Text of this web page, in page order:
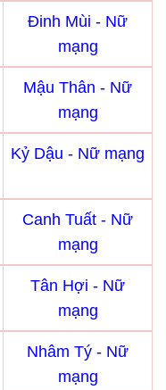
Đinh Mùi - Nữ
mạng
Mậu Thân - Nữ
mạng
Kỷ Dậu - Nữ mạng
Canh Tuất - Nữ
mạng
Tân Hợi - Nữ
mạng
Nhâm Tý - Nữ
mạng